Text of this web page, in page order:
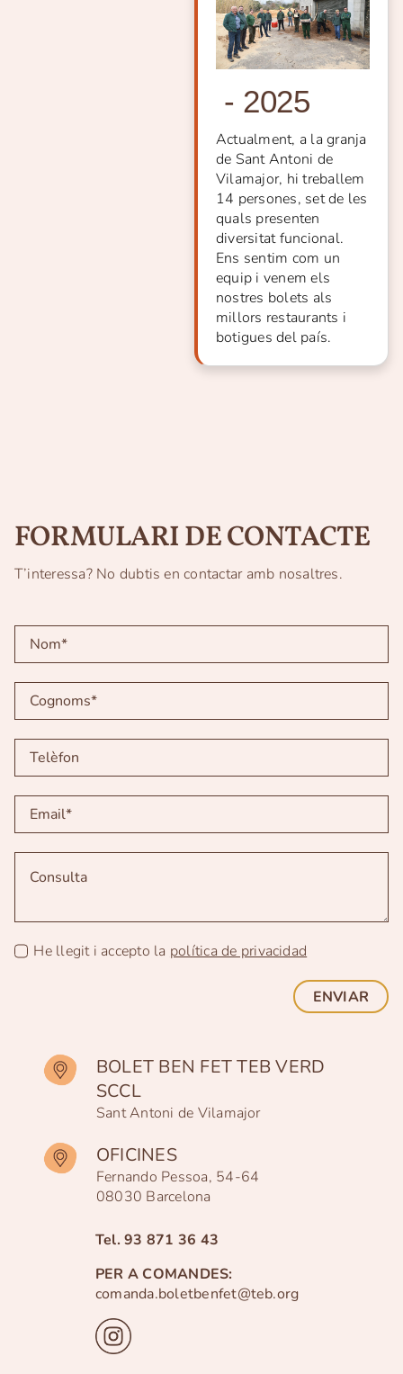
- 2025
Actualment, a la granja
de Sant Antoni de
Vilamajor, hi treballem
14 persones, set de les
quals presenten
diversitat funcional.
Ens sentim com un
equip i venem els
nostres bolets als
millors restaurants i
botigues del país.
FORMULARI DE CONTACTE
T’interessa? No dubtis en contactar amb nosaltres.
He llegit i accepto la política de privacidad
ENVIAR
BOLET BEN FET TEB VERD
SCCL
Sant Antoni de Vilamajor
OFICINES
Fernando Pessoa, 54-64
08030 Barcelona
Tel.93 871 36 43
PER A COMANDES:
comanda.boletbenfet@teb.org